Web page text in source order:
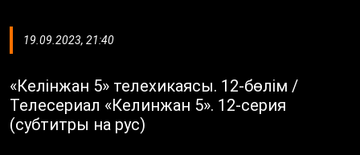
19.09.2023, 21:40
«Келінжан 5» телехикаясы. 12-бөлім /
Телесериал «Келинжан 5». 12-серия
(субтитры на рус)